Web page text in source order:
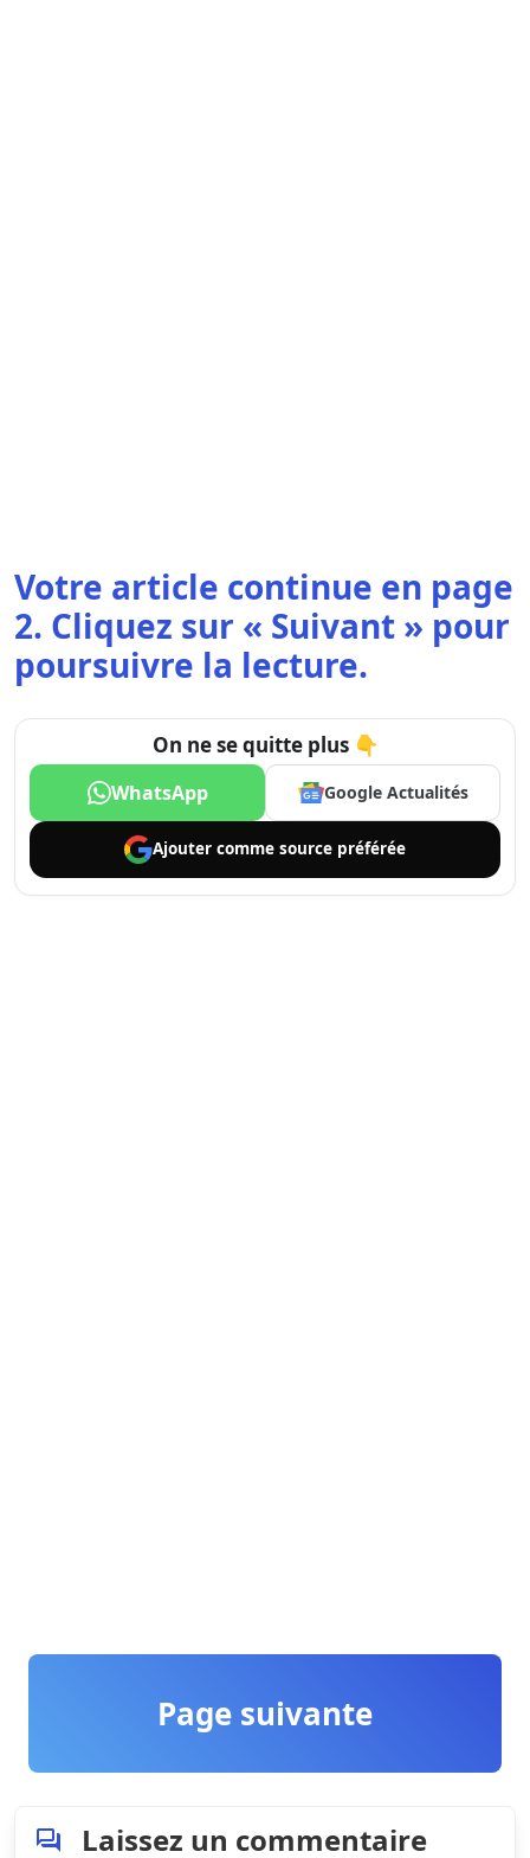
Votre article continue en page
2. Cliquez sur « Suivant » pour
poursuivre la lecture.
On ne se quitte plus 👇
WhatsApp Google Actualités
Ajouter comme source préférée
Page suivante
Laissez un commentaire